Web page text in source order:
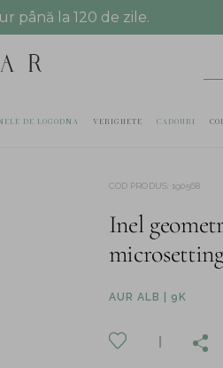
până la 120 de zile.
DE LOGODNA VERIGHETE CADOURI
COD PRODUS: 190568
Inel
AUR ALB | 9K